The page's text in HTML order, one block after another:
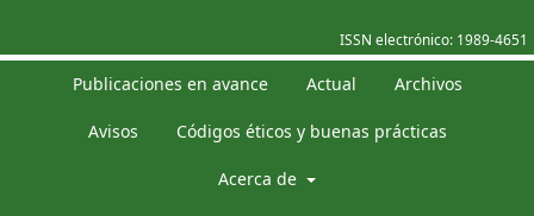
ISSN electrónico: 1989-4651
Publicaciones en avance Actual Archivos
Avisos Códigos éticos y buenas prácticas
Acerca de